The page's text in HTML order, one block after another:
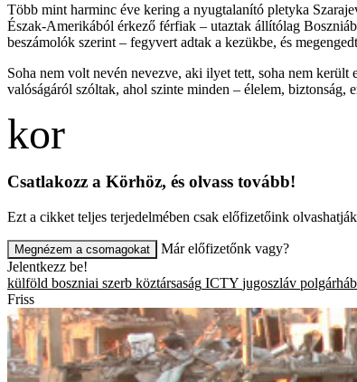
Több mint harminc éve kering a nyugtalanító pletyka
Észak-Amerikából érkező férfiak – utaztak állítólag
beszámolók szerint – fegyvert adtak a kezükbe, és
Soha nem volt nevén nevezve, aki ilyet tett, soha nem
valóságáról szóltak, ahol szinte minden – élelem, biztonság,
Csatlakozz a Körhöz, és olvass tovább!
Ezt a cikket teljes terjedelmében csak előfizetőink
Megnézem a csomagokat
Már előfizetőnk vagy?
Jelentkezz be!
külföld boszniai szerb köztársaság ICTY jugoszláv
Friss